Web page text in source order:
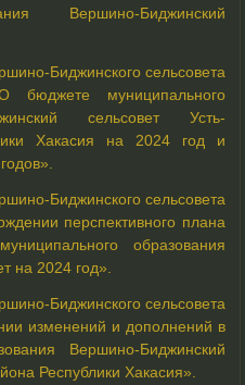
Вершино-Биджинский
Биджинскогосельсовета
муниципального
сельсовет Усть-
Хакасия на 2024 год и
Биджинского сельсовета
перспективного плана
образования
на 2024 год».
Биджинскогосельсовета
изменений и дополнений в
Вершино-Биджинский
Республики Хакасия».